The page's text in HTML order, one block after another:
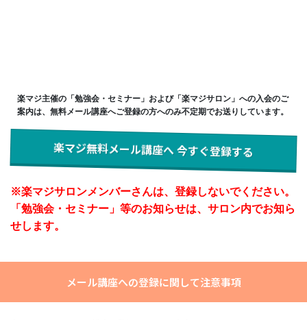
楽マジ主催の「勉強会・セミナー」および「楽マジサロン」への入会のご
案内は、無料メール講座へご登録の方へのみ不定期でお送りしています。
楽マジ無料メール講座へ 今すぐ登録する
※楽マジサロンメンバーさんは、登録しないでください。
「勉強会・セミナー」等のお知らせは、サロン内でお知ら
せします。
メール講座への登録に関して注意事項